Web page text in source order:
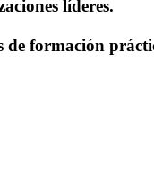
líderes.
de formación